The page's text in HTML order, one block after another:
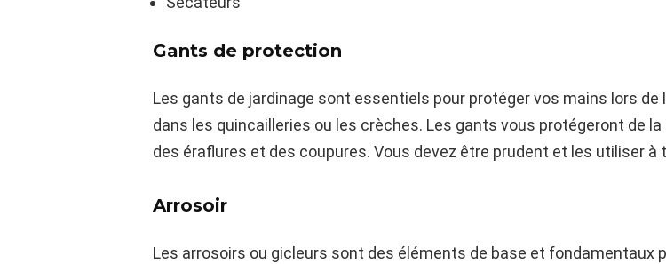
Gants de protection
Les gants de jardinage sont essentiels pour protéger vos mains lors de
dans les quincailleries ou les crèches. Les gants vous protégeront de
des éraflures et des coupures. Vous devez être prudent et les utiliser
Arrosoir
Les arrosoirs ou gicleurs sont des éléments de base et fondamentaux